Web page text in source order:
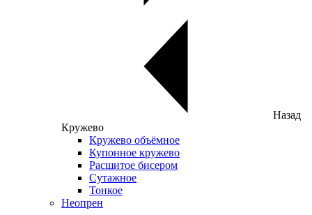
Назад
Кружево
Кружево объёмное
Купонное кружево
Расшитое бисером
Сутажное
Тонкое
Неопрен